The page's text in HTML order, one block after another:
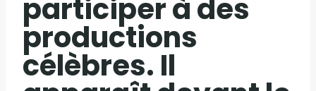
participer à des
productions
célèbres. Il